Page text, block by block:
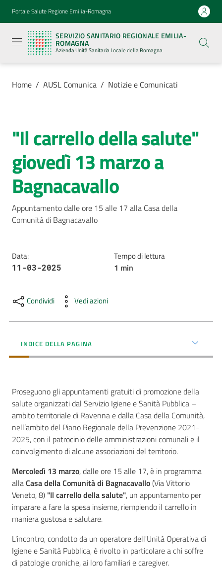
Vai al contenuto
Vai alla navigazione
Vai al footer
Portale Salute Regione Emilia-Romagna
SERVIZIO SANITARIO REGIONALE EMILIA-
ROMAGNA
Azienda Unità Sanitaria Locale della Romagna
Sanitario
Regionale
Emilia-
Romagna
Azienda
Sanitaria
Locale della
Azienda
Servizi
Luoghi
di
cura
Comunica
dei
Servizi
a...
Bandi
e
Concorsi
Seguici
su
Home / AUSL Comunica / Notizie e Comunicati
Salta al contenuto
"Il carrello della salute"
giovedì 13 marzo a
Bagnacavallo
Appuntamento dalle ore 15 alle 17 alla Casa della
Comunità di Bagnacavallo
Data:
11-03-2025
Tempo di lettura
1 min
Condividi Vedi azioni
INDICE DELLA PAGINA
Proseguono gli appuntamenti gratuiti di promozione della
salute organizzati dal Servizio Igiene e Sanità Pubblica –
ambito territoriale di Ravenna e dalla Casa della Comunità,
nell’ambito del Piano Regionale della Prevenzione 2021-
2025, con il patrocinio delle amministrazioni comunali e il
coinvolgimento di alcune associazioni del territorio.
Mercoledì 13 marzo,dalle ore 15 alle 17, è in programma
allaCasa della Comunità di Bagnacavallo(Via Vittorio
Veneto, 8) "Il carrello della salute", un appuntamento per
imparare a fare la spesa insieme, riempiendo il carrello in
maniera gustosa e salutare.
L'incontro, condotto da un operatore dell'Unità Operativa di
Igiene e Sanità Pubblica, è rivolto in particolare a chi soffre
di patologie croniche, ai loro familiari e caregiver.